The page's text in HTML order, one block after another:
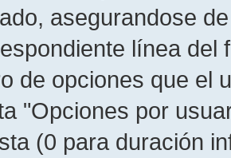
asegurandose
línea del
de opciones que el
"Opciones por
(0 para duración